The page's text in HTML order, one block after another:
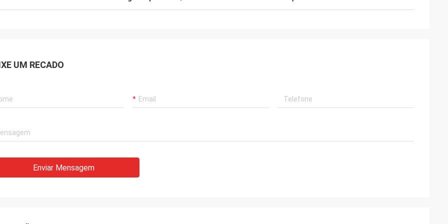
UM RECADO
Enviar Mensagem